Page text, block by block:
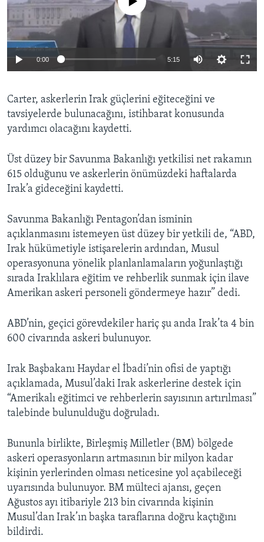
0:00 5:15
Carter, askerlerin Irak güçlerini eğiteceğini ve
tavsiyelerde bulunacağını, istihbarat konusunda
yardımcı olacağını kaydetti.
Üst düzey bir Savunma Bakanlığı yetkilisi net rakamın
615 olduğunu ve askerlerin önümüzdeki haftalarda
Irak’a gideceğini kaydetti.
Savunma Bakanlığı Pentagon’dan isminin
açıklanmasını istemeyen üst düzey bir yetkili de, “ABD,
Irak hükümetiyle istişarelerin ardından, Musul
operasyonuna yönelik planlanlamaların yoğunlaştığı
sırada Iraklılara eğitim ve rehberlik sunmak için ilave
Amerikan askeri personeli göndermeye hazır” dedi.
ABD’nin, geçici görevdekiler hariç şu anda Irak’ta 4 bin
600 civarında askeri bulunuyor.
Irak Başbakanı Haydar el İbadi’nin ofisi de yaptığı
açıklamada, Musul’daki Irak askerlerine destek için
“Amerikalı eğitimci ve rehberlerin sayısının artırılması”
talebinde bulunulduğu doğruladı.
Bununla birlikte, Birleşmiş Milletler (BM) bölgede
askeri operasyonların artmasının bir milyon kadar
kişinin yerlerinden olması neticesine yol açabileceği
uyarısında bulunuyor. BM mülteci ajansı, geçen
Ağustos ayı itibariyle 213 bin civarında kişinin
Musul’dan Irak’ın başka taraflarına doğru kaçtığını
bildirdi.